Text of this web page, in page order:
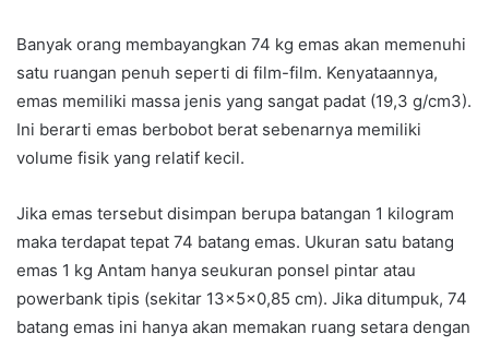
Banyak orang membayangkan 74 kg emas akan memenuhi
satu ruangan penuh seperti di film-film. Kenyataannya,
emas memiliki massa jenis yang sangat padat (19,3 g/cm3).
Ini berarti emas berbobot berat sebenarnya memiliki
volume fisik yang relatif kecil.
Jika emas tersebut disimpan berupa batangan 1 kilogram
maka terdapat tepat 74 batang emas. Ukuran satu batang
emas 1 kg Antam hanya seukuran ponsel pintar atau
powerbank tipis (sekitar 13×5×0,85 cm). Jika ditumpuk, 74
batang emas ini hanya akan memakan ruang setara dengan